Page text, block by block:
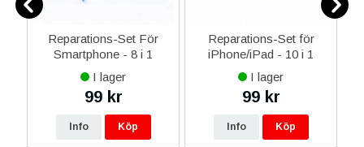
Reparations-Set För
Smartphone - 8 i 1
I lager
99 kr
Info Köp
Reparations-Set för
iPhone/iPad - 10 i 1
I lager
99 kr
Info Köp